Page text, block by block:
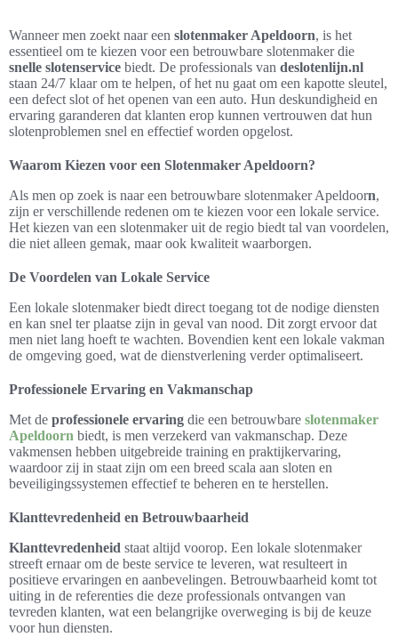
Wanneer men zoekt naar een slotenmaker Apeldoorn, is het
essentieel om te kiezen voor een betrouwbare slotenmaker die
snelle slotenservice biedt. De professionals van deslotenlijn.nl
staan 24/7 klaar om te helpen, of het nu gaat om een kapotte sleutel,
een defect slot of het openen van een auto. Hun deskundigheid en
ervaring garanderen dat klanten erop kunnen vertrouwen dat hun
slotenproblemen snel en effectief worden opgelost.
Waarom Kiezen voor een Slotenmaker Apeldoorn?
Als men op zoek is naar een betrouwbare slotenmaker Apeldoorn,
zijn er verschillende redenen om te kiezen voor een lokale service.
Het kiezen van een slotenmaker uit de regio biedt tal van voordelen,
die niet alleen gemak, maar ook kwaliteit waarborgen.
De Voordelen van Lokale Service
Een lokale slotenmaker biedt direct toegang tot de nodige diensten
en kan snel ter plaatse zijn in geval van nood. Dit zorgt ervoor dat
men niet lang hoeft te wachten. Bovendien kent een lokale vakman
de omgeving goed, wat de dienstverlening verder optimaliseert.
Professionele Ervaring en Vakmanschap
Met de professionele ervaring die een betrouwbare slotenmaker
Apeldoorn biedt, is men verzekerd van vakmanschap. Deze
vakmensen hebben uitgebreide training en praktijkervaring,
waardoor zij in staat zijn om een breed scala aan sloten en
beveiligingssystemen effectief te beheren en te herstellen.
Klanttevredenheid en Betrouwbaarheid
Klanttevredenheid staat altijd voorop. Een lokale slotenmaker
streeft ernaar om de beste service te leveren, wat resulteert in
positieve ervaringen en aanbevelingen. Betrouwbaarheid komt tot
uiting in de referenties die deze professionals ontvangen van
tevreden klanten, wat een belangrijke overweging is bij de keuze
voor hun diensten.